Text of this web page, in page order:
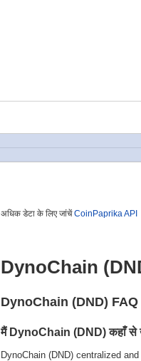
अधिक डेटा के लिए जांचेंCoinPaprika API
DynoChain
DynoChain (DND) FAQ –
मैं DynoChain (DND) कहाँ से
DynoChain (DND) centralized and